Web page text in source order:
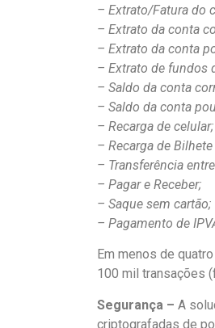
– Extrato/Fatura do
– Extrato da conta
– Extrato da conta
– Extrato de fundos
– Saldo da conta
– Saldo da conta
– Recarga de celular;
– Recarga de
– Transferência
– Pagar e Receber;
– Saque sem cartão;
– Pagamento de
Em menos de
100 mil transações
Segurança – A
criptografadas de